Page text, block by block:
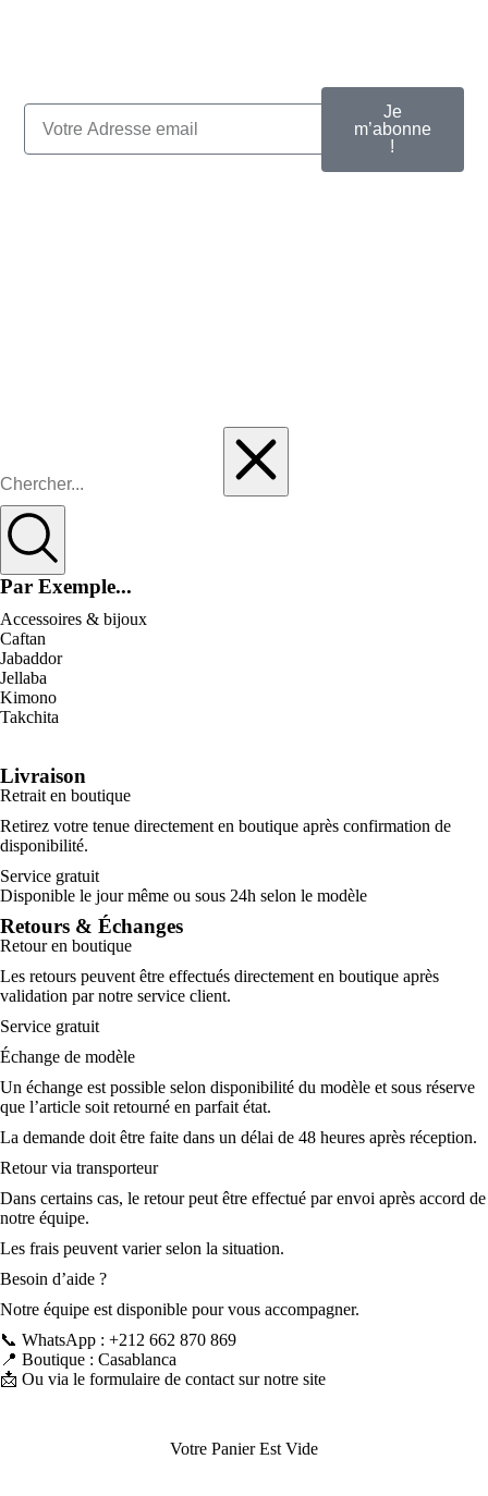
Je
m’abonne
!
Par Exemple...
Accessoires & bijoux
Caftan
Jabaddor
Jellaba
Kimono
Takchita
Livraison
Retrait en boutique
Retirez votre tenue directement en boutique après confirmation de
disponibilité.
Service gratuit
Disponible le jour même ou sous 24h selon le modèle
Retours & Échanges
Retour en boutique
Les retours peuvent être effectués directement en boutique après
validation par notre service client.
Service gratuit
Échange de modèle
Un échange est possible selon disponibilité du modèle et sous réserve
que l’article soit retourné en parfait état.
La demande doit être faite dans un délai de 48 heures après réception.
Retour via transporteur
Dans certains cas, le retour peut être effectué par envoi après accord de
notre équipe.
Les frais peuvent varier selon la situation.
Besoin d’aide ?
Notre équipe est disponible pour vous accompagner.
📞 WhatsApp : +212 662 870 869
📍 Boutique : Casablanca
📩 Ou via le formulaire de contact sur notre site
Votre Panier Est Vide